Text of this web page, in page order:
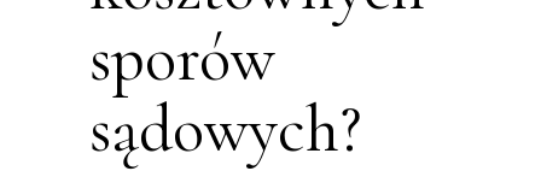
sporów
sądowych?